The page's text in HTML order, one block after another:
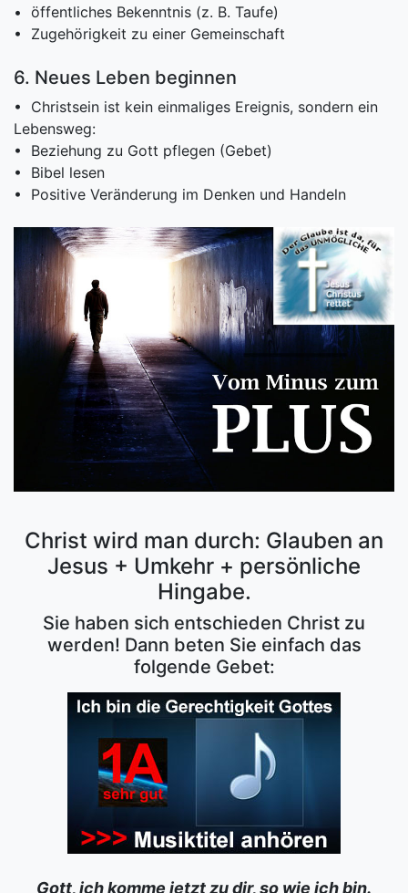
• öffentliches Bekenntnis (z. B. Taufe)
• Zugehörigkeit zu einer Gemeinschaft
6. Neues Leben beginnen
• Christsein ist kein einmaliges Ereignis, sondern ein
Lebensweg:
• Beziehung zu Gott pflegen (Gebet)
• Bibel lesen
• Positive Veränderung im Denken und Handeln
Christ wird man durch: Glauben an
Jesus + Umkehr + persönliche
Hingabe.
Sie haben sich entschieden Christ zu
werden! Dann beten Sie einfach das
folgende Gebet:
Gott, ich komme jetzt zu dir, so wie ich bin.